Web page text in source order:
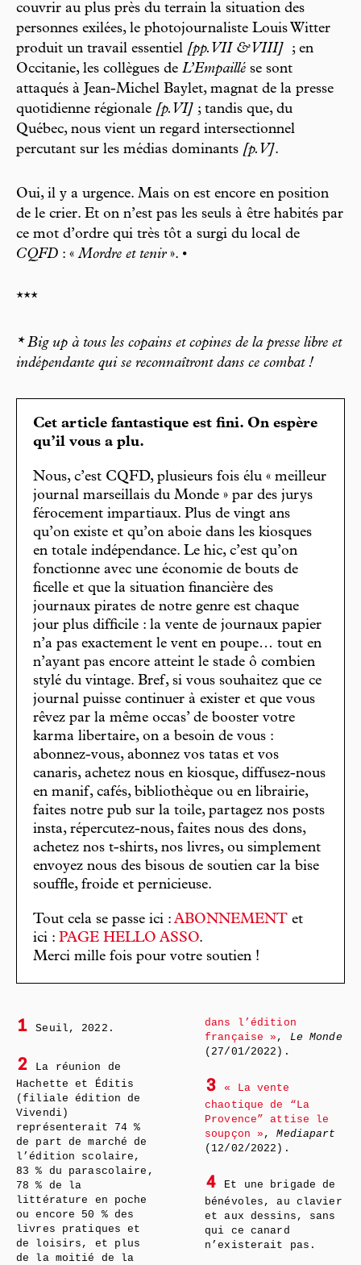
couvrir au plus près du terrain la situation des
personnes exilées, le photojournaliste Louis Witter
produit un travail essentiel [pp. VII & VIII]
; en
Occitanie, les collègues de L’Empaillé se sont
attaqués à Jean-Michel Baylet, magnat de la presse
quotidienne régionale [p. VI] ; tandis que, du
Québec, nous vient un regard intersectionnel
percutant sur les médias dominants [p. V].
Oui, il y a urgence. Mais on est encore en position
de le crier. Et on n’est pas les seuls à être habités par
ce mot d’ordre qui très tôt a surgi du local de
CQFD : «Mordre et tenir». •
***
* Big up à tous les copains et copines de la presse libre et
indépendante qui se reconnaîtront dans ce combat !
Cet article fantastique est fini. On espère
qu’il vous a plu.
Nous, c’est CQFD, plusieurs fois élu « meilleur
journal marseillais du Monde » par des jurys
férocement impartiaux. Plus de vingt ans
qu’on existe et qu’on aboie dans les kiosques
en totale indépendance. Le hic, c’est qu’on
fonctionne avec une économie de bouts de
ficelle et que la situation financière des
journaux pirates de notre genre est chaque
jour plus difficile : la vente de journaux papier
n’a pas exactement le vent en poupe… tout en
n’ayant pas encore atteint le stade ô combien
stylé du vintage. Bref, si vous souhaitez que ce
journal puisse continuer à exister et que vous
rêvez par la même occas’ de booster votre
karma libertaire, on a besoin de vous :
abonnez-vous, abonnez vos tatas et vos
canaris, achetez nous en kiosque, diffusez-nous
en manif, cafés, bibliothèque ou en librairie,
faites notre pub sur la toile, partagez nos posts
insta, répercutez-nous, faites nous des dons,
achetez nos t-shirts, nos livres, ou simplement
envoyez nous des bisous de soutien car la bise
souffle, froide et pernicieuse.
Tout cela se passe ici : ABONNEMENT et
ici : PAGE HELLO ASSO.
Merci mille fois pour votre soutien !
1 Seuil, 2022.
2
La réunion de
Hachette et Éditis
(filiale édition de
Vivendi)
représenterait 74 %
de part de marché de
l’édition scolaire,
83 % du parascolaire,
78 % de la
littérature en poche
ou encore 50 % des
livres pratiques et
de loisirs, et plus
de la moitié de la
dans l’édition
française » , Le Monde
(27/01/2022).
3
« La vente
chaotique de “La
Provence” attise le
soupçon » ,Mediapart
(12/02/2022).
4
Et une brigade de
bénévoles, au clavier
et aux dessins, sans
qui ce canard
n’existerait pas.